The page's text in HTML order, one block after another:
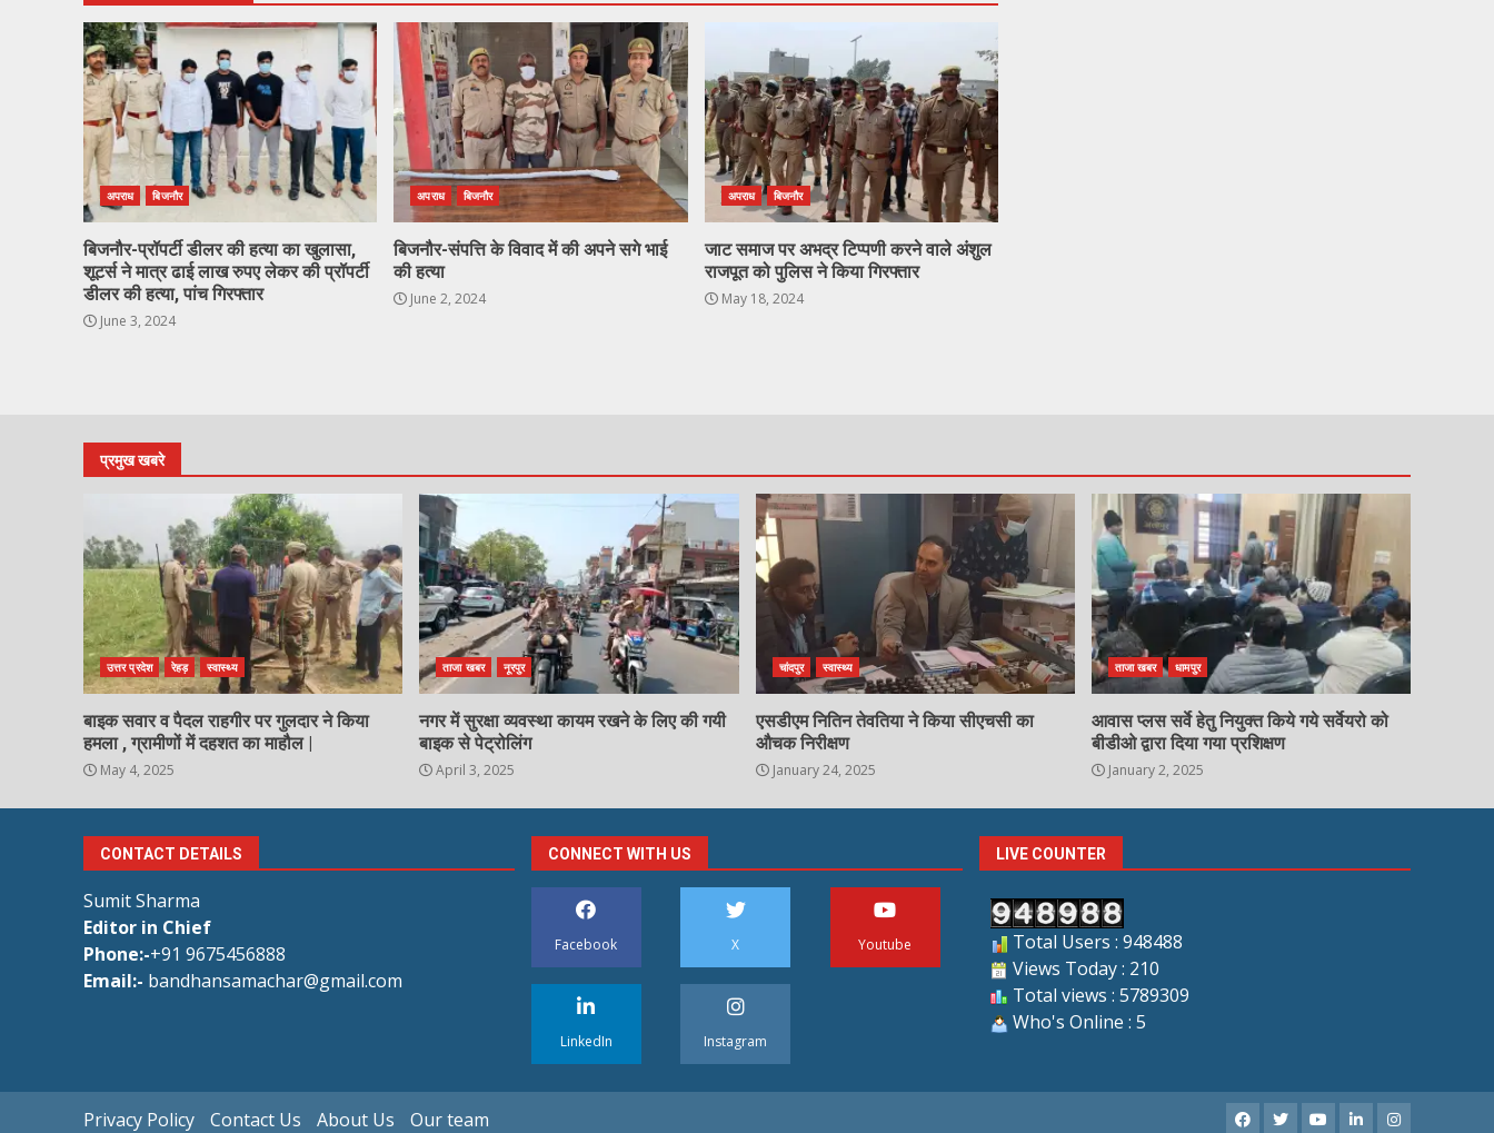
अपराध बिजनौर
बिजनौर-प्रॉपर्टी डीलर की हत्या का खुलासा,
शूटर्स ने मात्र ढाई लाख रुपए लेकर की प्रॉपर्टी
डीलर की हत्या, पांच गिरफ्तार
June 3, 2024
अपराध बिजनौर
बिजनौर-संपत्ति के विवाद में की अपने सगे भाई
की हत्या
June 2, 2024
अपराध बिजनौर
जाट समाज पर अभद्र टिप्पणी करने वाले अंशुल
राजपूत को पुलिस ने किया गिरफ्तार
May 18, 2024
प्रमुख खबरे
उत्तर प्रदेश रेहड़ स्वास्थ्य
बाइक सवार व पैदल राहगीर पर गुलदार ने किया
हमला , ग्रामीणों में दहशत का माहौल |
May 4, 2025
ताजा खबर नूरपुर
नगर में सुरक्षा व्यवस्था कायम रखने के लिए की गयी
बाइक से पेट्रोलिंग
April 3, 2025
चांदपुर स्वास्थ्य
एसडीएम नितिन तेवतिया ने किया सीएचसी का
औचक निरीक्षण
January 24, 2025
ताजा खबर धामपुर
आवास प्लस सर्वे हेतु नियुक्त किये गये सर्वेयरो को
बीडीओ द्वारा दिया गया प्रशिक्षण
January 2, 2025
CONTACT DETAILS
Sumit Sharma
Editor in Chief
Phone:-+91 9675456888
Email:- bandhansamachar@gmail.com
CONNECT WITH US
Facebook X Youtube
LinkedIn Instagram
LIVE COUNTER
Total Users : 948488
Views Today : 210
Total views : 5789309
Who's Online : 5
Privacy Policy Contact Us About Us Our team Facebook
X YoutubeLinkedInInstagram